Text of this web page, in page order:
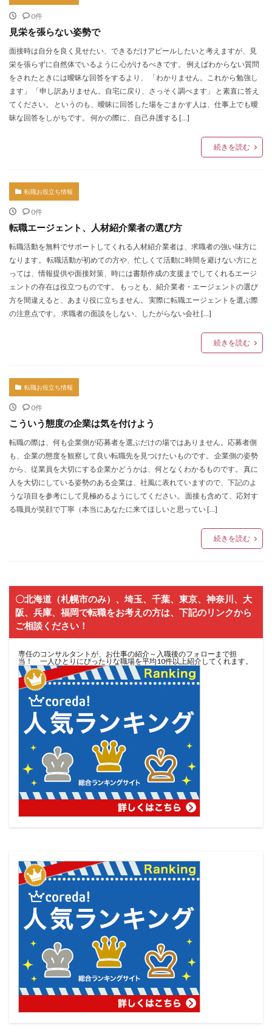
0件
見栄を張らない姿勢で
面接時は自分を良く見せたい、できるだけアピールしたいと考えますが、見
栄を張らずに自然体でいるように 心がけるべきです。 例えばわからない質問
をされたときには曖昧な回答をするより、 「わかりません。これから勉強し
ます」 「申し訳ありません。自宅に戻り、さっそく調べます」 と素直に答え
てください。 というのも、曖昧に回答した場をごまかす人は、仕事上でも曖
昧な回答をしがちです。 何かの際に、自己弁護する […]
続きを読む
転職お役立ち情報
0件
転職エージェント、人材紹介業者の選び方
転職活動を無料でサポートしてくれる人材紹介業者は、求職者の強い味方に
なります。 転職活動が初めての方や、忙しくて活動に時間を避けない方にと
っては、情報提供や面接対策、時には書類作成の支援までしてくれるエージ
ェントの存在は役立つものです。 もっとも、紹介業者・エージェントの選び
方を間違えると、あまり役に立ちません。 実際に転職エージェントを選ぶ際
の注意点です。 求職者の面談をしない、したがらない会社 […]
続きを読む
転職お役立ち情報
0件
こういう態度の企業は気を付けよう
転職の際は、何も企業側が応募者を選ぶだけの場ではありません。応募者側
も、企業の態度を観察して良い転職先を見つけたいものです。 企業側の姿勢
から、従業員を大切にする企業かどうかは、何となくわかるものです。 真に
人を大切にしている姿勢のある企業は、社風に表れていますので、下記のよ
うな項目を参考にして見極めるようにしてください。 面接も含めて、応対す
る職員が笑顔で丁寧（本当にあなたに来てほしいと思ってい […]
続きを読む
〇北海道（札幌市のみ）、埼玉、千葉、東京、神奈川、大
阪、兵庫、福岡で転職をお考えの方は、下記のリンクから
ご相談ください！
専任のコンサルタントが、お仕事の紹介～入職後のフォローまで担
当！ 一人ひとりにぴったりな職場を平均10件以上紹介してくれます。